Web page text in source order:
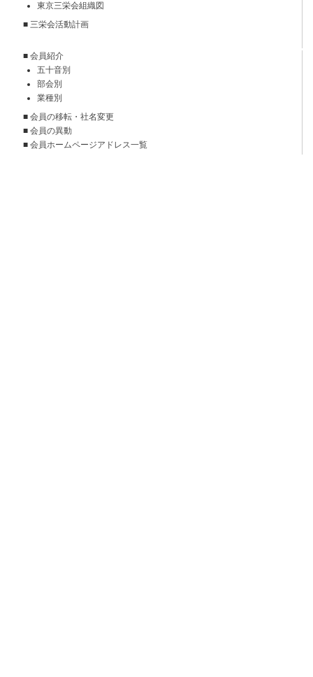
東京三栄会組織図
■ 三栄会活動計画
■ 会員紹介
五十音別
部会別
業種別
■ 会員の移転・社名変更
■ 会員の異動
■ 会員ホームページアドレス一覧